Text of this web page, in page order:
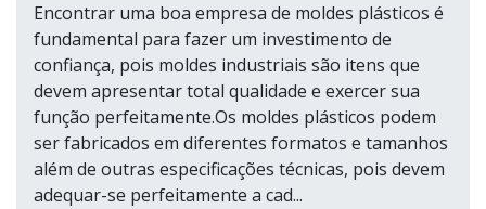
Encontrar uma boa empresa de moldes plásticos é
fundamental para fazer um investimento de
confiança, pois moldes industriais são itens que
devem apresentar total qualidade e exercer sua
função perfeitamente.Os moldes plásticos podem
ser fabricados em diferentes formatos e tamanhos
além de outras especificações técnicas, pois devem
adequar-se perfeitamente a cad...